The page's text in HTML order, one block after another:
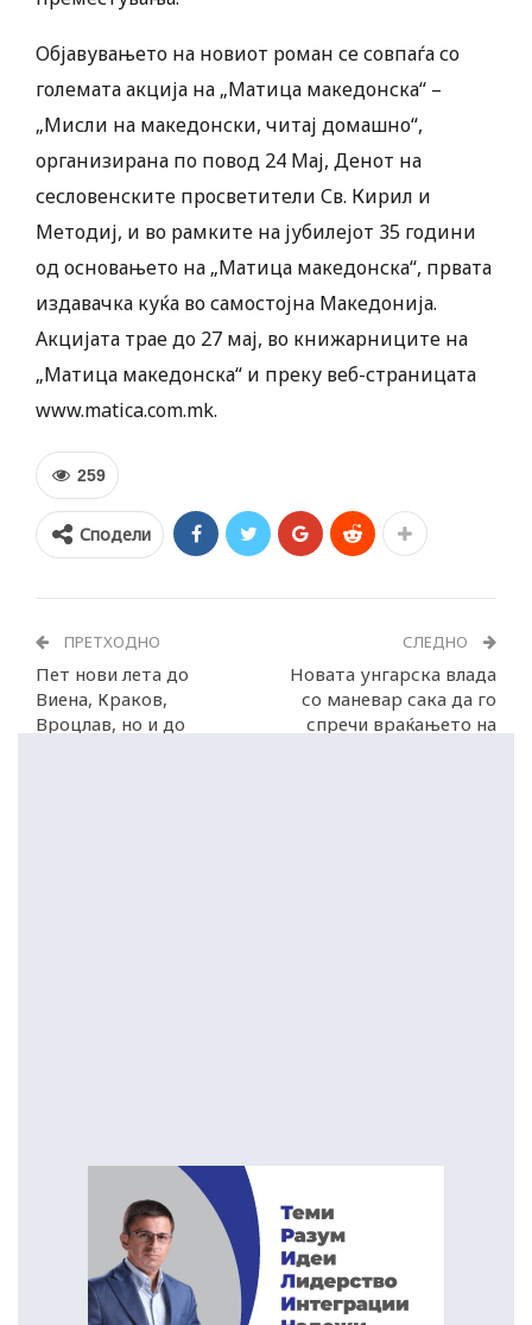
Објавувањето на новиот роман се совпаѓа со
големата акција на „Матица македонска“ –
„Мисли на македонски, читај домашно“,
организирана по повод 24 Мај, Денот на
сесловенските просветители Св. Кирил и
Методиј, и во рамките на јубилејот 35 години
од основањето на „Матица македонска“, првата
издавачка куќа во самостојна Македонија.
Акцијата трае до 27 мај, во книжарниците на
„Матица македонска“ и преку веб-страницата
www.matica.com.mk.
259
Сподели
ПРЕТХОДНО
Пет нови лета до
Виена, Краков,
Вроцлав, но и до
СЛЕДНО
Новата унгарска влада
со маневар сака да го
спречи враќањето на